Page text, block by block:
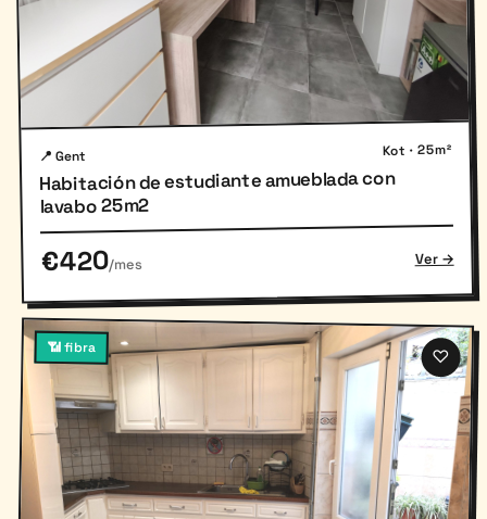
📍 Gent Kot · 25m²
Habitación de estudiante amueblada con
lavabo 25m2
€420/mes Ver →
📶 fibra ♡